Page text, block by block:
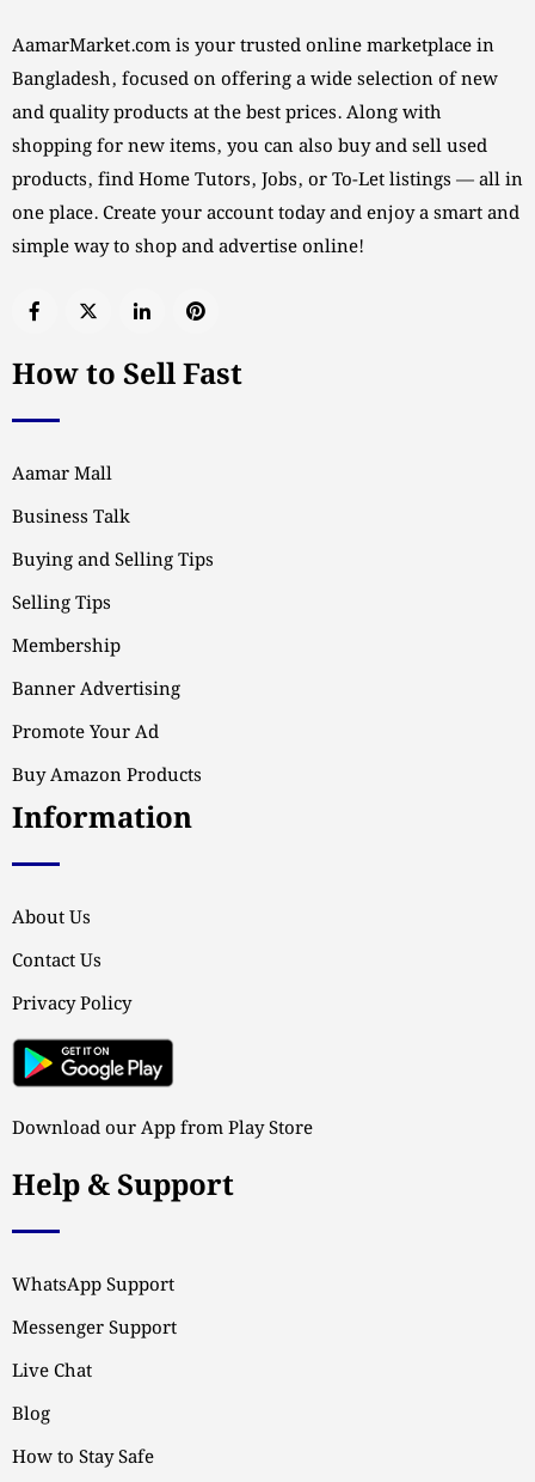
AamarMarket.com is your trusted online marketplace in
Bangladesh, focused on offering a wide selection of new
and quality products at the best prices. Along with
shopping for new items, you can also buy and sell used
products, find Home Tutors, Jobs, or To-Let listings — all in
one place. Create your account today and enjoy a smart and
simple way to shop and advertise online!
How to Sell Fast
Aamar Mall
Business Talk
Buying and Selling Tips
Selling Tips
Membership
Banner Advertising
Promote Your Ad
Buy Amazon Products
Information
About Us
Contact Us
Privacy Policy
Download our App from Play Store
Help & Support
WhatsApp Support
Messenger Support
Live Chat
Blog
How to Stay Safe